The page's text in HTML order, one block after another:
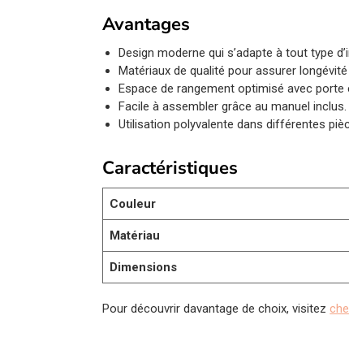
Avantages
Design moderne qui s’adapte à tout type
Matériaux de qualité pour assurer
Espace de rangement optimisé avec porte
Facile à assembler grâce au manuel inclus.
Utilisation polyvalente dans différentes
Caractéristiques
Couleur
Matériau
Dimensions
Pour découvrir davantage de choix, visitez